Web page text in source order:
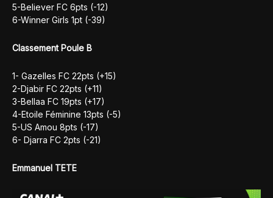
5-Believer FC 6pts (-12)
6-Winner Girls 1pt (-39)
Classement Poule B
1- Gazelles FC 22pts (+15)
2-Djabir FC 22pts (+11)
3-Bellaa FC 19pts (+17)
4-Etoile Féminine 13pts (-5)
5-US Amou 8pts (-17)
6- Djarra FC 2pts (-21)
Emmanuel TETE